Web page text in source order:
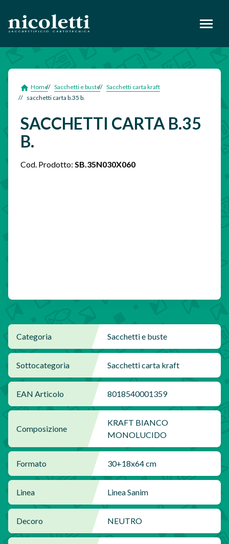
footer
Home Sacchetti e buste
Sacchetti carta kraft
sacchetti carta b.35 b.
SACCHETTI CARTA B.35
B.
Cod. Prodotto: SB.35N030X060
Categoria Sacchetti e buste
Sottocategoria Sacchetti carta kraft
EAN Articolo 8018540001359
Composizione
KRAFT BIANCO
MONOLUCIDO
Formato 30+18x64 cm
Linea Linea Sanim
Decoro NEUTRO